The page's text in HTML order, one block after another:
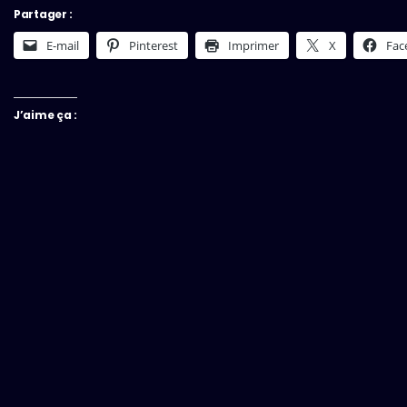
Partager :
E-mail Pinterest Imprimer X
J’aime ça :